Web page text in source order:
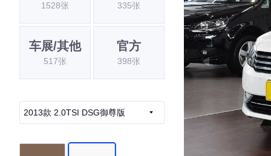
1528张 335张
车展/其他
517张
官方
398张
2013款 2.0TSI DSG御尊版